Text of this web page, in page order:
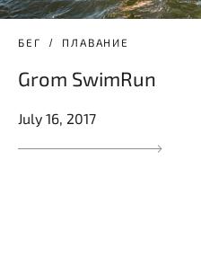
БЕГ ПЛАВАНИЕ
Grom SwimRun
July 16, 2017